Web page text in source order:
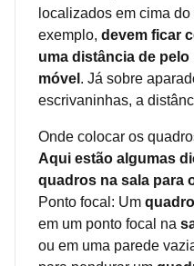
localizados em cima
exemplo, devem ficar
uma distância de
móvel . Já sobre
escrivaninhas, a
Onde colocar os
Aqui estão algumas
quadros na sala para
Ponto focal: Um quadro
em um ponto focal na
ou em uma parede